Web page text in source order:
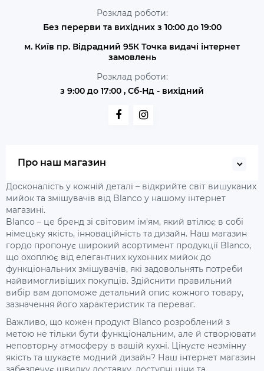
Розклад роботи:
Без перерви та вихідних з 10:00 до 19:00
м. Київ пр. Відрадний 95К Точка видачі інтернет
замовлень
Розклад роботи:
з 9:00 до 17:00 , Сб-Нд - вихідний
Про наш магазин
Досконалість у кожній деталі – відкрийте світ вишуканих
мийок та змішувачів від Blanco у нашому інтернет
магазині.
Blanco – це бренд зі світовим ім'ям, який втілює в собі
німецьку якість, інноваційність та дизайн. Наш магазин
гордо пропонує широкий асортимент продукції Blanco,
що охоплює від елегантних кухонних мийок до
функціональних змішувачів, які задовольнять потреби
найвимогливіших покупців. Здійснити правильний
вибір вам допоможе детальний опис кожного товару,
зазначення його характеристик та переваг.
Важливо, що кожен продукт Blanco розроблений з
метою не тільки бути функціональним, але й створювати
неповторну атмосферу в вашій кухні. Цінуєте незмінну
якість та шукаєте модний дизайн? Наш інтернет магазин